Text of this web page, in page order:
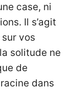
case, ni
Il s’agit
vos
solitude ne
de
dans